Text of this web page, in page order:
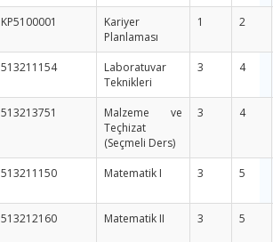
KP5100001
Kariyer
Planlaması
1 2
513211154
Laboratuvar
Teknikleri
3 4
513213751
Malzeme ve
Teçhizat
(Seçmeli Ders)
3 4
513211150 Matematik I 3 5
513212160 Matematik II 3 5